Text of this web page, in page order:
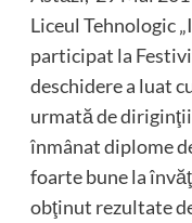
Liceul Tehnologic
participat la
deschidere a luat
urmată de
înmânat diplome
foarte bune la
obţinut rezultate